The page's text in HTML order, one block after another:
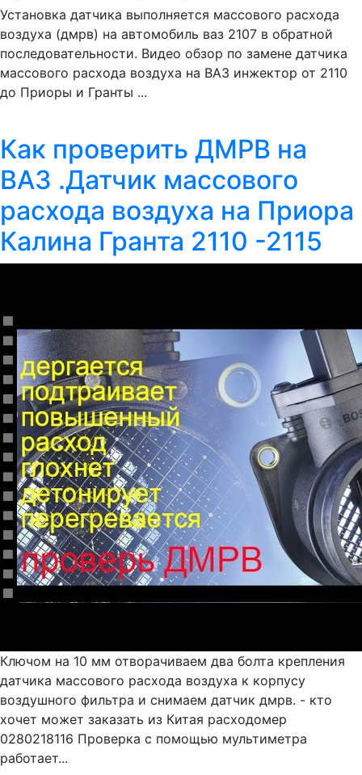
Установка датчика выполняется массового расхода
воздуха (дмрв) на автомобиль ваз 2107 в обратной
последовательности. Видео обзор по замене датчика
массового расхода воздуха на ВАЗ инжектор от 2110
до Приоры и Гранты ...
Как проверить ДМРВ на
ВАЗ .Датчик массового
расхода воздуха на Приора
Калина Гранта 2110 -2115
Ключом на 10 мм отворачиваем два болта крепления
датчика массового расхода воздуха к корпусу
воздушного фильтра и снимаем датчик дмрв. - кто
хочет может заказать из Китая расходомер
0280218116 Проверка с помощью мультиметра
работает...